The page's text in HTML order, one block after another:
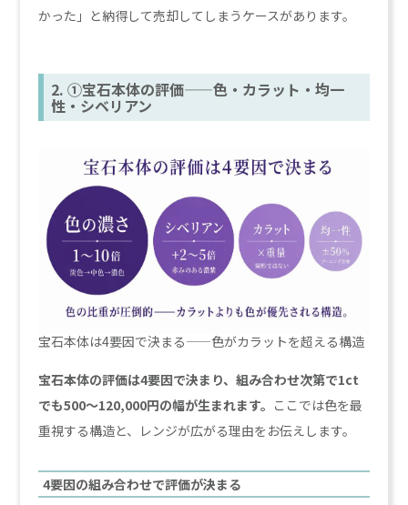
かった」と納得して売却してしまうケースがあります。
2. ①宝石本体の評価——色・カラット・均一
性・シベリアン
宝石本体は4要因で決まる——色がカラットを超える構造
宝石本体の評価は4要因で決まり、組み合わせ次第で1ct
でも500〜120,000円の幅が生まれます。 ここでは色を最
重視する構造と、レンジが広がる理由をお伝えします。
4要因の組み合わせで評価が決まる